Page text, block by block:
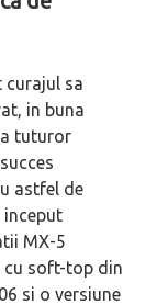
curajul sa
in buna
tuturor
astfel de
inceput
MX-5
cu soft-top din
si o versiune